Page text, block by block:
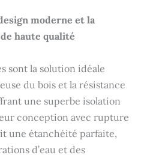
moderne et la
haute qualité
sont la solution idéale
du bois et la résistance
une superbe isolation
conception avec rupture
une étanchéité parfaite,
d’eau et des